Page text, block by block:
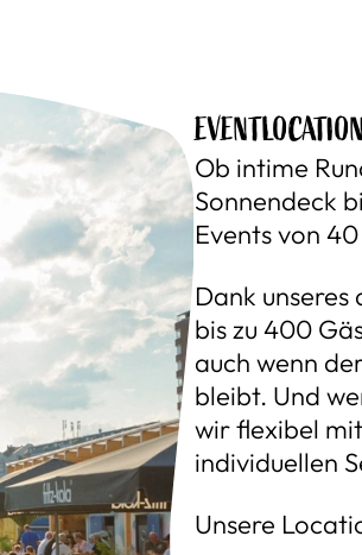
Ob intime
Sonnendeck
Events von
Dank
bis zu 400
auch wenn
bleibt. Und
wir flexibel
individuellen
Unsere